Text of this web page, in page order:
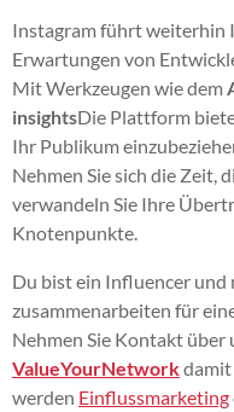
Instagram führt weiterhin
Erwartungen von
Mit Werkzeugen wie dem
insightsDie Plattform
Ihr Publikum
Nehmen Sie sich die Zeit,
verwandeln Sie Ihre
Knotenpunkte.
Du bist ein Influencer
zusammenarbeiten für
Nehmen Sie Kontakt über
ValueYourNetworkdamit
werden Einflussmarketing